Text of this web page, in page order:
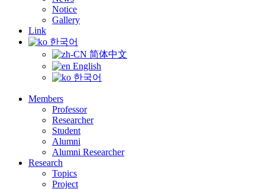
Notice
Gallery
Link
한국어
简体中文
English
한국어
Members
Professor
Researcher
Student
Alumni
Alumni Researcher
Research
Topics
Project